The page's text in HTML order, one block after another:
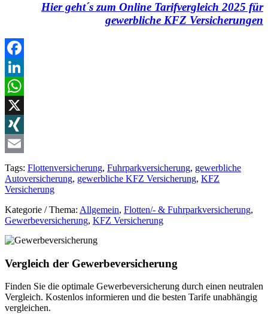
Hier geht´s zum Online Tarifvergleich 2025 für
gewerbliche KFZ Versicherungen
Facebook
LinkedIn
WhatsApp
X
XING
Email
Tags: Flottenversicherung, Fuhrparkversicherung, gewerbliche
Autoversicherung, gewerbliche KFZ Versicherung, KFZ
Versicherung
Kategorie / Thema: Allgemein, Flotten/- & Fuhrparkversicherung,
Gewerbeversicherung, KFZ Versicherung
Vergleich der Gewerbeversicherung
Finden Sie die optimale Gewerbeversicherung durch einen neutralen
Vergleich. Kostenlos informieren und die besten Tarife unabhängig
vergleichen.